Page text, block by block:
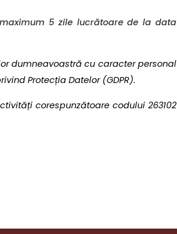
5 zile lucrătoare de la data
dumneavoastră cu caracter personal
Protecția Datelor (GDPR).
corespunzătoare codului 263102